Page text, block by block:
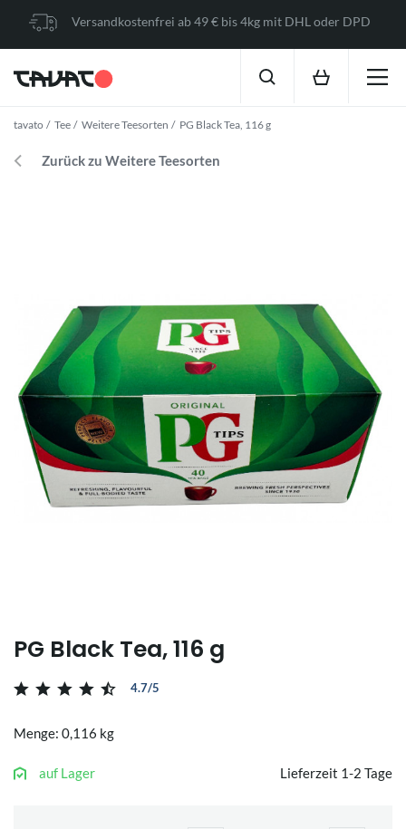
Versandkostenfrei ab 49 € bis 4kg mit DHL oder DPD
tavato Tee Weitere Teesorten PG Black Tea, 116 g
Zurück zu Weitere Teesorten
PG Black Tea, 116 g
4.7/5
Menge: 0,116 kg
auf Lager Lieferzeit 1-2 Tage